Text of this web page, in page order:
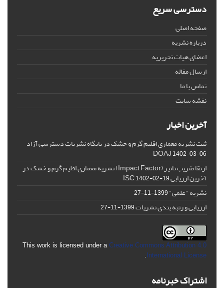
دسترسی سریع
صفحه اصلی
درباره نشریه
اعضای هیات تحریریه
ارسال مقاله
تماس با ما
نقشه سایت
آخرین اخبار
ثبت نشریه معماری اقلیم گرم و خشک در پایگاه نشریات دسترسی آزاد
DOAJ1402-03-06
ارتقا ضریب تاثیر (Impact Factor) نشریه معماری اقلیم گرم و خشک در
آخرین ارزیابی ISC1402-02-19
نشریه "علمی"1399-11-27
ارزیابی و رتبه بندی نشریات1399-11-27
This work is licensed under a Creative Commons Attribution 4.0
International License
.
اشتراک خبرنامه